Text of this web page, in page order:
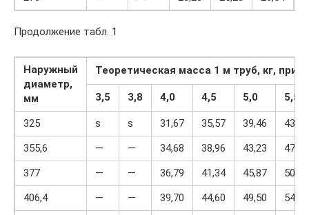
Продолжение табл. 1
Наружный
диаметр,
мм
Теоретическая масса 1 м труб, кг, при
3,5 3,8 4,0 4,5 5,0 5,5
325 ѕ ѕ 31,67 35,57 39,46
43,34
355,6
— — 34,68 38,96 43,23
47,49
377
— — 36,79 41,34 45,87
50,39
406,4
— — 39,70 44,60 49,50
54,38